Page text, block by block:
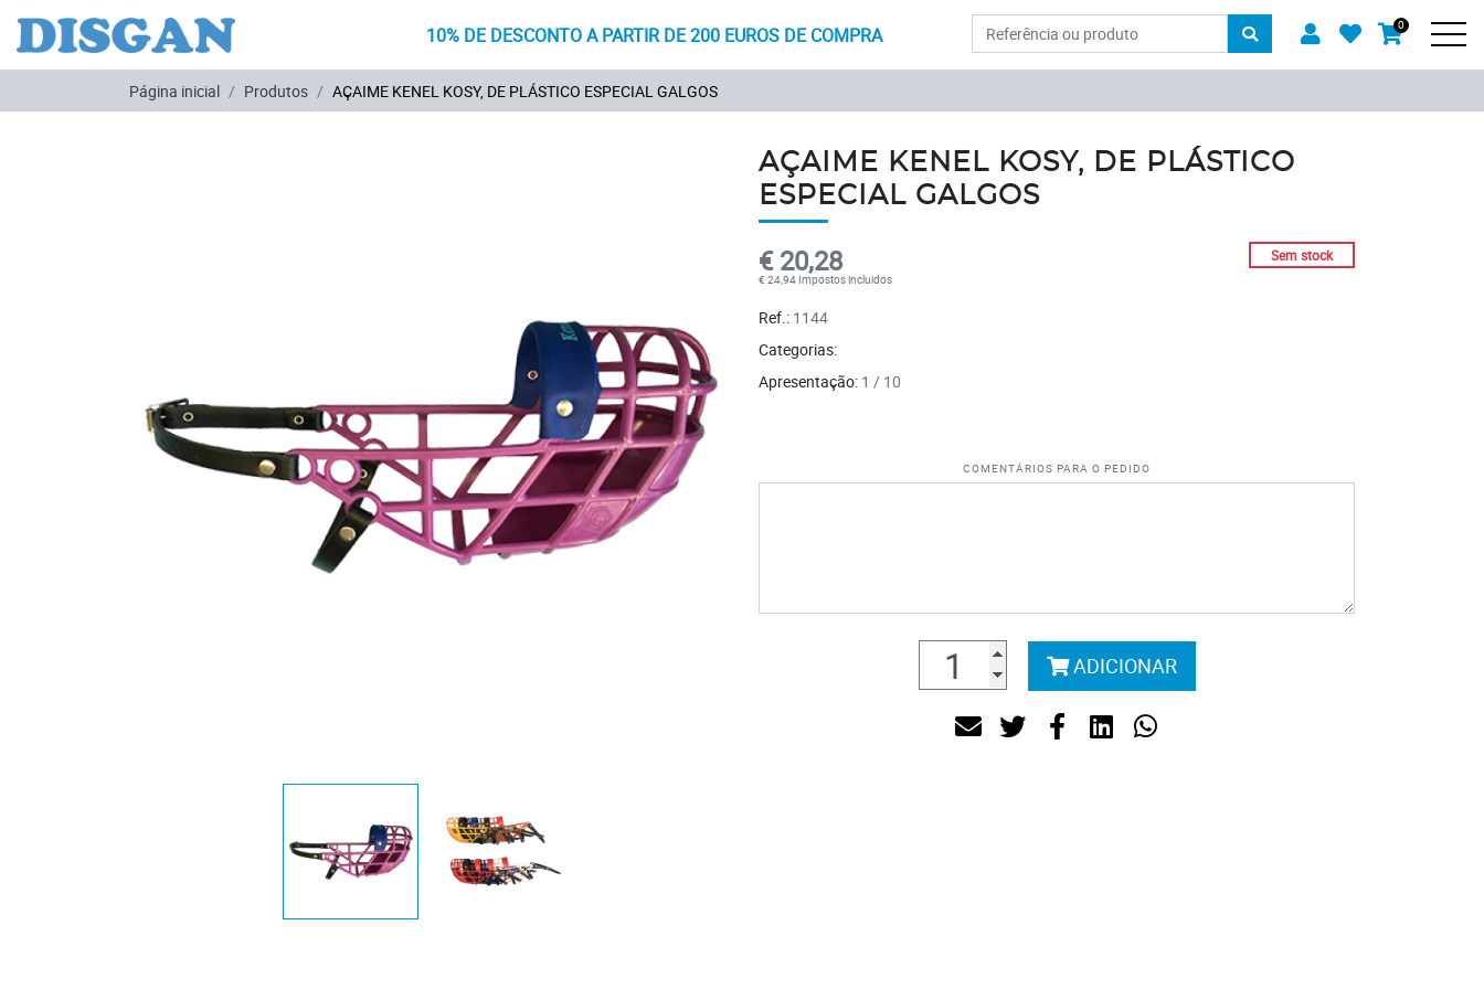
Ir para o conteúdo principal
10% DE DESCONTO A PARTIR DE 200 EUROS DE COMPRA UsuárioFavoritos
0
Produto
Página inicial Produtos AÇAIME KENEL KOSY, DE PLÁSTICO ESPECIAL GALGOS
AÇAIME KENEL KOSY, DE PLÁSTICO
ESPECIAL GALGOS
€ 20,28
€ 24,94 Impostos incluidos
Sem stock
Ref.: 1144
Categorias:
Apresentação: 1 / 10
Comentários para o pedido
ADICIONAR